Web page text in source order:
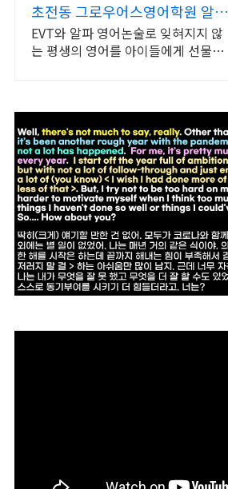
초전동 그로우어스영어학원 알파
영어논술/EVT 교육처
EVT와 알파 영어논술로 잊혀지지 않
는 평생의 영어를 아이들에게 선물하